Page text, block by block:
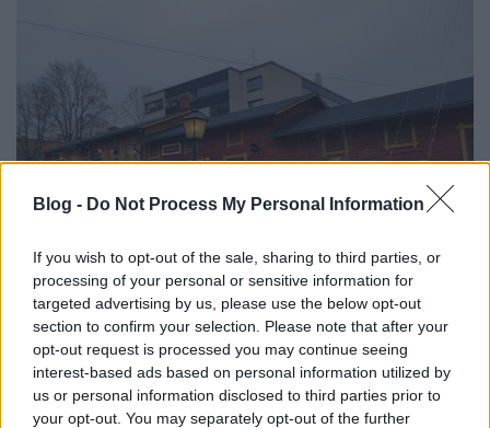
Blog - Do Not Process My Personal Information
If you wish to opt-out of the sale, sharing to third parties, or
processing of your personal or sensitive information for
targeted advertising by us, please use the below opt-out
section to confirm your selection. Please note that after your
opt-out request is processed you may continue seeing
interest-based ads based on personal information utilized by
us or personal information disclosed to third parties prior to
your opt-out. You may separately opt-out of the further